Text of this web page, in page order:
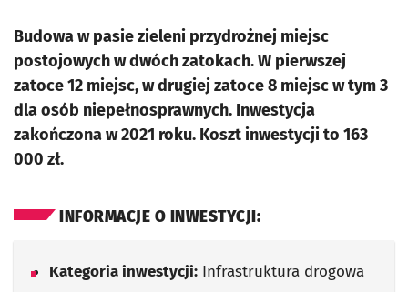
Budowa w pasie zieleni przydrożnej miejsc
postojowych w dwóch zatokach. W pierwszej
zatoce 12 miejsc, w drugiej zatoce 8 miejsc w tym 3
dla osób niepełnosprawnych. Inwestycja
zakończona w 2021 roku. Koszt inwestycji to 163
000 zł.
INFORMACJE O INWESTYCJI:
Kategoria inwestycji: Infrastruktura drogowa